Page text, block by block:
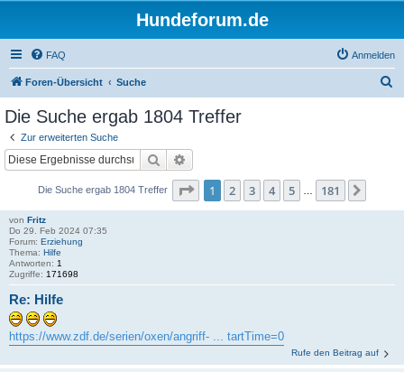
Hundeforum.de
FAQ Anmelden
Foren-Übersicht Suche
Die Suche ergab 1804 Treffer
Zur erweiterten Suche
Suche
Die Suche ergab 1804 Treffer Seite 1von 181
1 2 3 4 5 181
von Fritz
Do 29. Feb 2024 07:35
Forum: Erziehung
Thema: Hilfe
Antworten: 1
Zugriffe: 171698
Re: Hilfe
https://www.zdf.de/serien/oxen/angriff- ... tartTime=0
Rufe den Beitrag auf